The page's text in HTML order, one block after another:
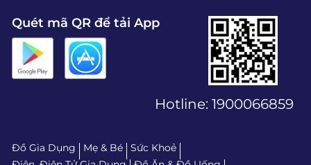
Quét mã QR để tải App
Hotline: 1900066859
Đồ Gia Dụng Mẹ & Bé
Sức Khoẻ